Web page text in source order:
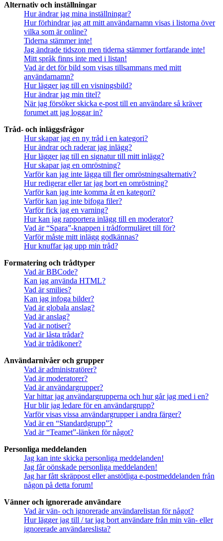
Alternativ och inställningar
Hur ändrar jag mina inställningar?
Hur förhindrar jag att mitt användarnamn visas i listorna över
vilka som är online?
Tiderna stämmer inte!
Jag ändrade tidszon men tiderna stämmer fortfarande inte!
Mitt språk finns inte med i listan!
Vad är det för bild som visas tillsammans med mitt
användarnamn?
Hur lägger jag till en visningsbild?
Hur ändrar jag min titel?
När jag försöker skicka e-post till en användare så kräver
forumet att jag loggar in?
Tråd- och inläggsfrågor
Hur skapar jag en ny tråd i en kategori?
Hur ändrar och raderar jag inlägg?
Hur lägger jag till en signatur till mitt inlägg?
Hur skapar jag en omröstning?
Varför kan jag inte lägga till fler omröstningsalternativ?
Hur redigerar eller tar jag bort en omröstning?
Varför kan jag inte komma åt en kategori?
Varför kan jag inte bifoga filer?
Varför fick jag en varning?
Hur kan jag rapportera inlägg till en moderator?
Vad är “Spara”-knappen i trådformuläret till för?
Varför måste mitt inlägg godkännas?
Hur knuffar jag upp min tråd?
Formatering och trådtyper
Vad är BBCode?
Kan jag använda HTML?
Vad är smilies?
Kan jag infoga bilder?
Vad är globala anslag?
Vad är anslag?
Vad är notiser?
Vad är låsta trådar?
Vad är trådikoner?
Användarnivåer och grupper
Vad är administratörer?
Vad är moderatorer?
Vad är användargrupper?
Var hittar jag användargrupperna och hur går jag med i en?
Hur blir jag ledare för en användargrupp?
Varför visas vissa användargrupper i andra färger?
Vad är en “Standardgrupp”?
Vad är “Teamet”-länken för något?
Personliga meddelanden
Jag kan inte skicka personliga meddelanden!
Jag får oönskade personliga meddelanden!
Jag har fått skräppost eller anstötliga e-postmeddelanden från
någon på detta forum!
Vänner och ignorerade användare
Vad är vän- och ignorerade användarelistan för något?
Hur lägger jag till / tar jag bort användare från min vän- eller
ignorerade användareslista?